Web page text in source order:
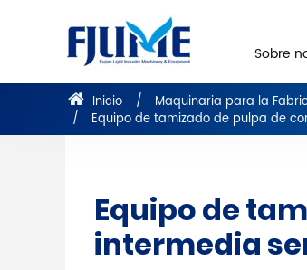
Sobre
Inicio Maquinaria para la
Equipo de tamizado de pulpa de
Equipo de
intermedia